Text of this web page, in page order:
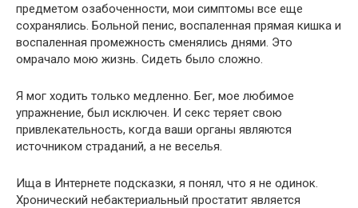
предметом озабоченности, мои симптомы все еще
сохранялись. Больной пенис, воспаленная прямая кишка и
воспаленная промежность сменялись днями. Это
омрачало мою жизнь. Сидеть было сложно.
Я мог ходить только медленно. Бег, мое любимое
упражнение, был исключен. И секс теряет свою
привлекательность, когда ваши органы являются
источником страданий, а не веселья.
Ища в Интернете подсказки, я понял, что я не одинок.
Хронический небактериальный простатит является